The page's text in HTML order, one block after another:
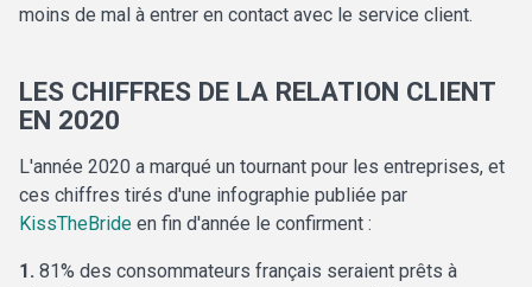
moins de mal à entrer en contact avec le service client.
LES CHIFFRES DE LA RELATION CLIENT
EN 2020
L'année 2020 a marqué un tournant pour les entreprises, et
ces chiffres tirés d'une infographie publiée par
KissTheBride en fin d'année le confirment :
1. 81% des consommateurs français seraient prêts à